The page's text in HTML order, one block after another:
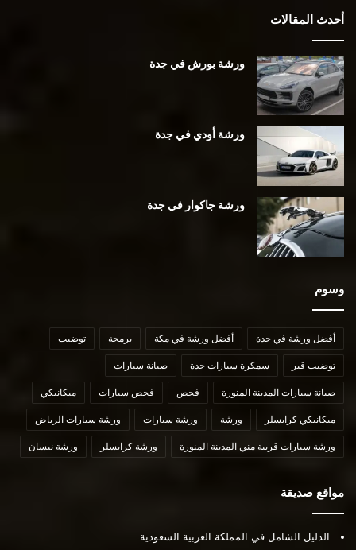
أحدث المقالات
ورشة بورش في جدة
ورشة أودي في جدة
ورشة جاكوار في جدة
وسوم
أفضل ورشة في جدة أفضل ورشة في مكة برمجة توضيب
توضيب قير سمكرة سيارات جدة صيانة سيارات
صيانة سيارات المدينة المنورة فحص فحص سيارات ميكانيكي
ميكانيكي كرايسلر ورشة ورشة سيارات ورشة سيارات الرياض
ورشة سيارات قريبة مني المدينة المنورة ورشة كرايسلر ورشة نيسان
مواقع صديقة
الدليل الشامل في المملكة العربية السعودية